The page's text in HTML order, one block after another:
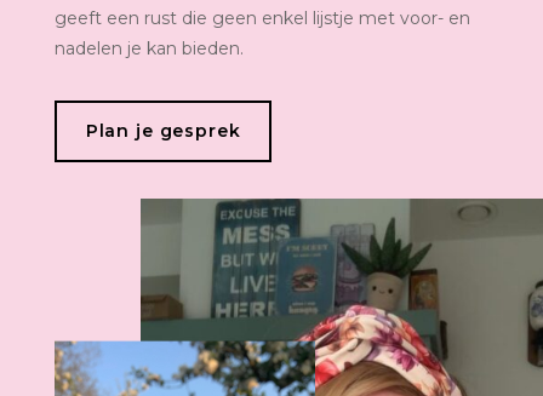
geeft een rust die geen enkel lijstje met voor- en
nadelen je kan bieden.
Plan je gesprek